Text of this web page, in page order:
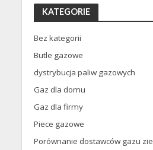
KATEGORIE
Bez kategorii
Butle gazowe
dystrybucja paliw gazowych
Gaz dla domu
Gaz dla firmy
Piece gazowe
Porównanie dostawców gazu